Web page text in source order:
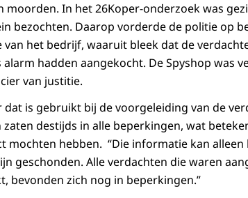
moorden. In het 26Koper-onderzoek was
bezochten. Daarop vorderde de politie op
het bedrijf, waaruit bleek dat de
hadden aangekocht. De Spyshop was
van justitie.
is gebruikt bij de voorgeleiding van de
destijds in alle beperkingen, wat
mochten hebben. “Die informatie kan alleen
geschonden. Alle verdachten die waren
bevonden zich nog in beperkingen.”